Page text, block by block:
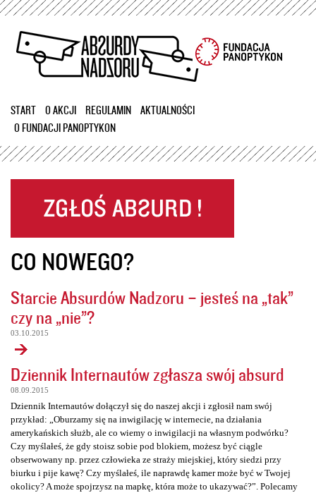
Przejdź
treści
START O AKCJI REGULAMIN
AKTUALNOŚCI
O FUNDACJI PANOPTYKON
CO NOWEGO?
Starcie Absurdów Nadzoru – jesteś na „tak”
czy na „nie”?
03.10.2015
Dziennik Internautów zgłasza swój absurd
08.09.2015
Dziennik Internautów dołączył się do naszej akcji i zgłosił nam swój
przykład: „Oburzamy się na inwigilację w internecie, na działania
amerykańskich służb, ale co wiemy o inwigilacji na własnym podwórku?
Czy myślałeś, że gdy stoisz sobie pod blokiem, możesz być ciągle
obserwowany np. przez człowieka ze straży miejskiej, który siedzi przy
biurku i pije kawę? Czy myślałeś, ile naprawdę kamer może być w Twojej
okolicy? A może spojrzysz na mapkę, która może to ukazywać?”. Polecamy